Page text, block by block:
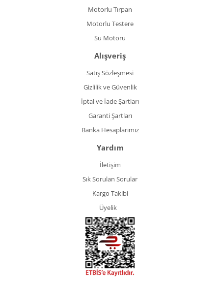
Motorlu Tırpan
Motorlu Testere
Su Motoru
Alışveriş
Satış Sözleşmesi
Gizlilik ve Güvenlik
İptal ve İade Şartları
Garanti Şartları
Banka Hesaplarımız
Yardım
İletişim
Sık Sorulan Sorular
Kargo Takibi
Üyelik